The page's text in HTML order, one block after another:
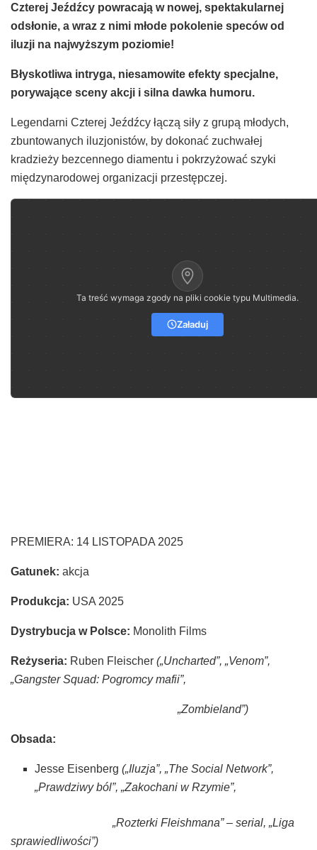
Czterej Jeźdźcy powracają w nowej, spektakularnej
odsłonie, a wraz z nimi młode pokolenie speców od
iluzji na najwyższym poziomie!
Błyskotliwa intryga, niesamowite efekty specjalne,
porywające sceny akcji i silna dawka humoru.
Legendarni Czterej Jeźdźcy łączą siły z grupą młodych,
zbuntowanych iluzjonistów, by dokonać zuchwałej
kradzieży bezcennego diamentu i pokrzyżować szyki
międzynarodowej organizacji przestępczej.
Ta treść wymaga zgody na pliki cookie typu Multimedia.
Załaduj
PREMIERA: 14 LISTOPADA 2025
Gatunek: akcja
Produkcja: USA 2025
Dystrybucja w Polsce: Monolith Films
Reżyseria: Ruben Fleischer („Uncharted”, „Venom”,
„Gangster Squad: Pogromcy mafii”,
„Zombieland”)
Obsada:
Jesse Eisenberg(„Iluzja”, „The Social Network”,
„Prawdziwy ból”, „Zakochani w Rzymie”,
„Rozterki Fleishmana” – serial, „Liga
sprawiedliwości”)